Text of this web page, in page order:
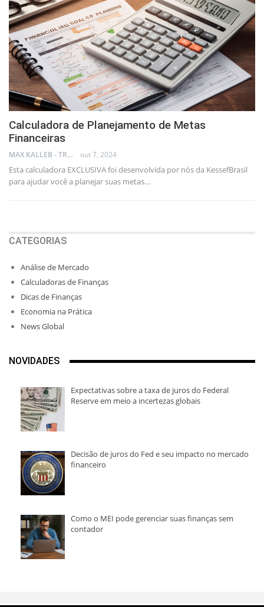
Calculadora de Planejamento de Metas
Financeiras
MAX KALLEB - TRADER out 7, 2024
Esta calculadora EXCLUSIVA foi desenvolvida por nós da KessefBrasil
para ajudar você a planejar suas metas…
CATEGORIAS
Análise de Mercado
Calculadoras de Finanças
Dicas de Finanças
Economia na Prática
News Global
NOVIDADES
Expectativas sobre a taxa de juros do Federal
Reserve em meio a incertezas globais
Decisão de juros do Fed e seu impacto no mercado
financeiro
Como o MEI pode gerenciar suas finanças sem
contador